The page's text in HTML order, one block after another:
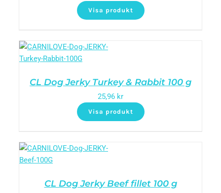
Visa produkt
CL Dog Jerky Turkey & Rabbit 100 g
25,96 kr
Visa produkt
CL Dog Jerky Beef fillet 100 g